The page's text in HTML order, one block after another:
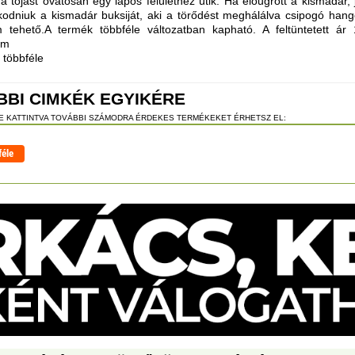
a kismadár buksiját, aki a törődést meghálálva csipogó
termék többféle változatban kapható. A feltüntetett
többféle
CIMKÉK EGYIKÉRE
TOVÁBBI SZÁMODRA ÉRDEKES TERMÉKEKET ÉRHETSZ EL: